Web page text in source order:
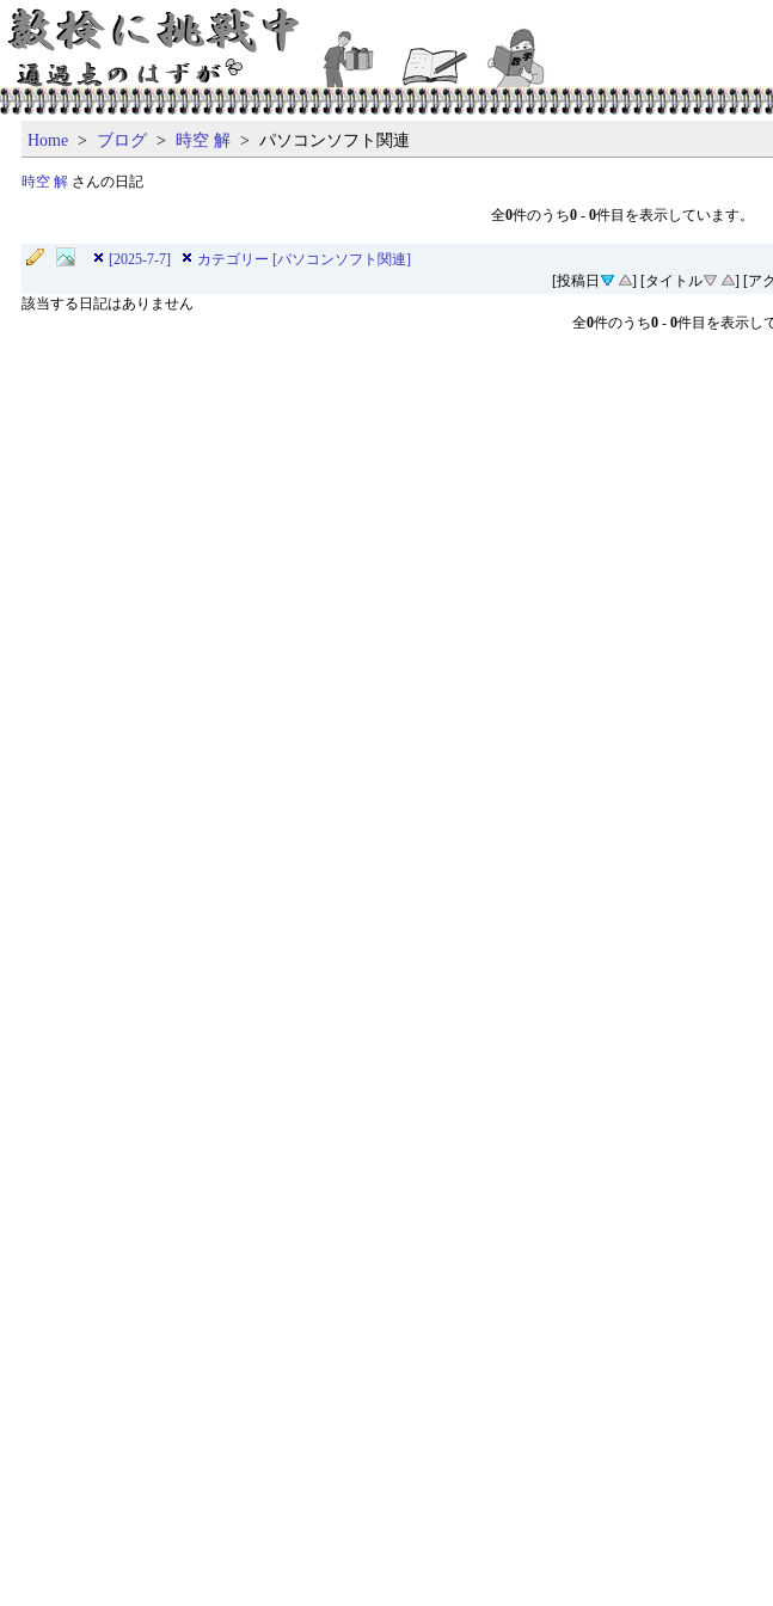
Home > ブログ > 時空 解 > パソコンソフト関連
時空 解 さんの日記
全0件のうち0- 0件目を表示しています。
[2025-7-7]
カテゴリー [パソコンソフト関連]
[投稿日
] [タイトル ] [ア
該当する日記はありません
全0件のうち0 - 0件目を表示し